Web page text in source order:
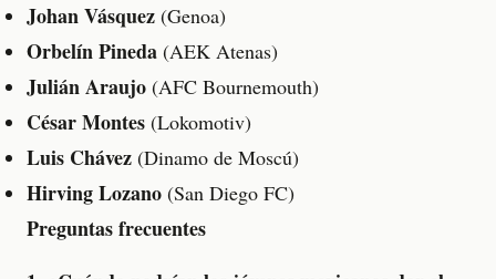
Johan Vásquez (Genoa)
Orbelín Pineda (AEK Atenas)
Julián Araujo (AFC Bournemouth)
César Montes (Lokomotiv)
Luis Chávez (Dinamo de Moscú)
Hirving Lozano (San Diego FC)
Preguntas frecuentes